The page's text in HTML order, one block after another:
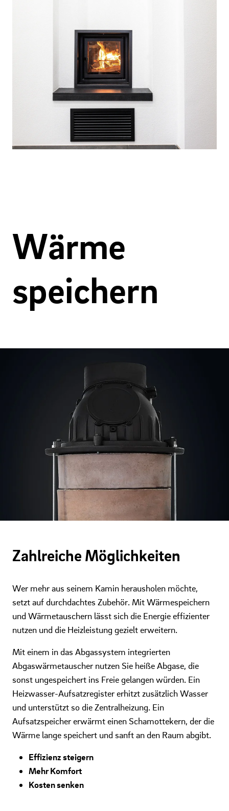
Wärme
speichern
Zahlreiche Möglichkeiten
Wer mehr aus seinem Kamin herausholen möchte,
setzt auf durchdachtes Zubehör. Mit Wärmespeichern
und Wärmetauschern lässt sich die Energie effizienter
nutzen und die Heizleistung gezielt erweitern.
Mit einem in das Abgassystem integrierten
Abgaswärmetauscher nutzen Sie heiße Abgase, die
sonst ungespeichert ins Freie gelangen würden. Ein
Heizwasser-Aufsatzregister erhitzt zusätzlich Wasser
und unterstützt so die Zentralheizung. Ein
Aufsatzspeicher erwärmt einen Schamottekern, der die
Wärme lange speichert und sanft an den Raum abgibt.
Effizienz steigern
Mehr Komfort
Kosten senken